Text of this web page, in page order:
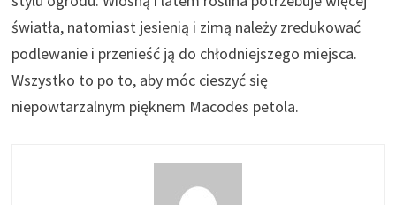
światła, natomiast jesienią i zimą należy zredukować
podlewanie i przenieść ją do chłodniejszego miejsca.
Wszystko to po to, aby móc cieszyć się
niepowtarzalnym pięknem Macodes petola.